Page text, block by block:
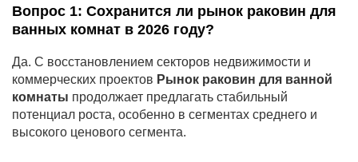
Вопрос 1: Сохранится ли рынок раковин для
ванных комнат в 2026 году?
Да. С восстановлением секторов недвижимости и
коммерческих проектов Рынок раковин для ванной
комнаты продолжает предлагать стабильный
потенциал роста, особенно в сегментах среднего и
высокого ценового сегмента.